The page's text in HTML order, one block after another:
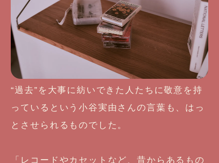
“過去”を大事に紡いできた人たちに敬意を持
っているという小谷実由さんの言葉も、はっ
とさせられるものでした。
「レコードやカセットなど、昔からあるもの